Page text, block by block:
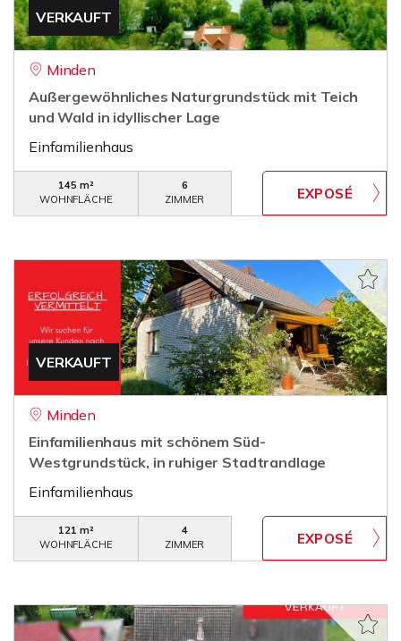
VERKAUFT
Minden
Außergewöhnliches Naturgrundstück mit Teich
und Wald in idyllischer Lage
Einfamilienhaus
145 m²
WOHNFLÄCHE
6
ZIMMER
VERKAUFT
Minden
Einfamilienhaus mit schönem Süd-
Westgrundstück, in ruhiger Stadtrandlage
Einfamilienhaus
121 m²
WOHNFLÄCHE
4
ZIMMER